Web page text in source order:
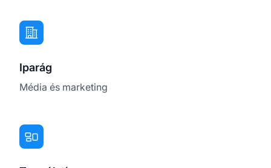
Iparág
Média és marketing